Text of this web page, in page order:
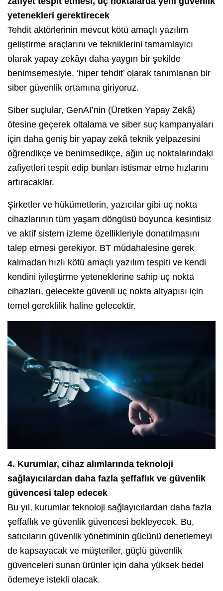
yetenekleri gerektirecek
Tehdit aktörlerinin mevcut kötü amaçlı yazılım
geliştirme araçlarını ve tekniklerini tamamlayıcı
olarak yapay zekâyı daha yaygın bir şekilde
benimsemesiyle, ‘hiper tehdit’ olarak tanımlanan bir
siber güvenlik ortamına giriyoruz.
Siber suçlular, GenAI’nin (Üretken Yapay Zekâ)
ötesine geçerek oltalama ve siber suç kampanyaları
için daha geniş bir yapay zekâ teknik yelpazesini
öğrendikçe ve benimsedikçe, ağın uç noktalarındaki
zafiyetleri tespit edip bunları istismar etme hızlarını
artıracaklar.
Şirketler ve hükümetlerin, yazıcılar gibi uç nokta
cihazlarının tüm yaşam döngüsü boyunca kesintisiz
ve aktif sistem izleme özellikleriyle donatılmasını
talep etmesi gerekiyor. BT müdahalesine gerek
kalmadan hızlı kötü amaçlı yazılım tespiti ve kendi
kendini iyileştirme yeteneklerine sahip uç nokta
cihazları, gelecekte güvenli uç nokta altyapısı için
temel gereklilik haline gelecektir.
4. Kurumlar, cihaz alımlarında teknoloji
sağlayıcılardan daha fazla şeffaflık ve güvenlik
güvencesi talep edecek
Bu yıl, kurumlar teknoloji sağlayıcılardan daha fazla
şeffaflık ve güvenlik güvencesi bekleyecek. Bu,
satıcıların güvenlik yönetiminin gücünü denetlemeyi
de kapsayacak ve müşteriler, güçlü güvenlik
güvenceleri sunan ürünler için daha yüksek bedel
ödemeye istekli olacak.